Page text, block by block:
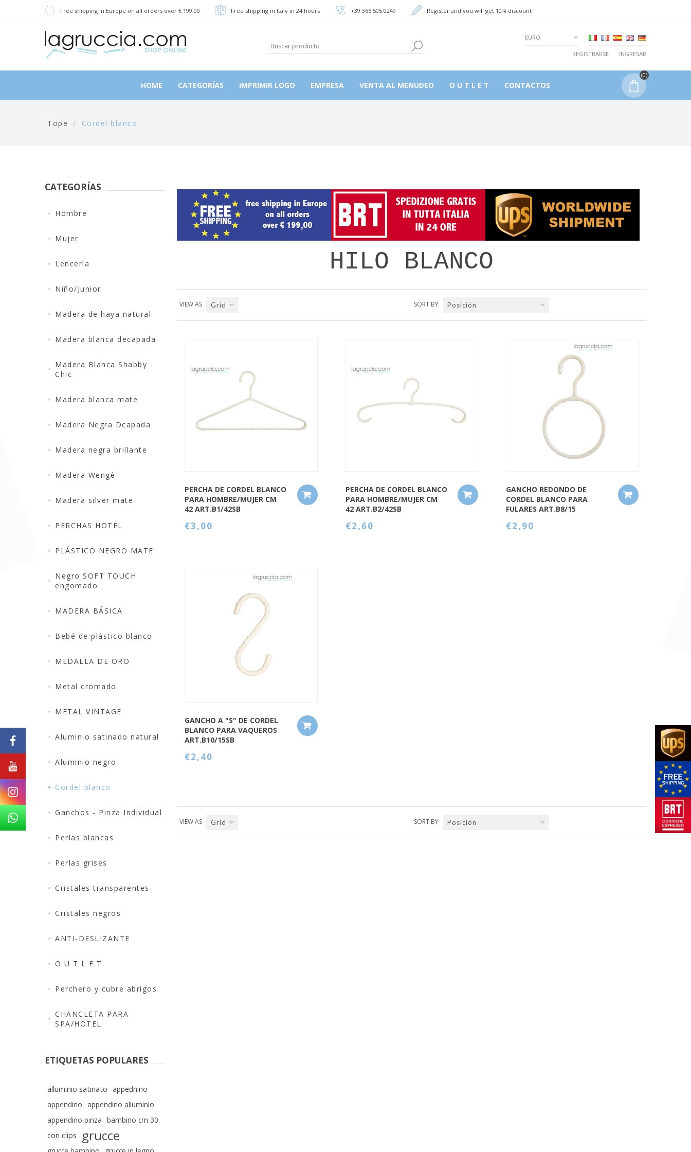
Free shipping in Europe on all orders over € 199,00 Free shipping in Italy in 24 hours +39 366 505 0249 Register and you will get 10% discount
EURO
REGISTRARSE INGRESAR
HOME CATEGORÍAS IMPRIMIR LOGO EMPRESA VENTA AL MENUDEO O U T L E T CONTACTOS
(0)
Tope / Cordel blanco
HILO BLANCO
VIEW AS Grid SORT BY Posición
PERCHA DE CORDEL BLANCO
PARA HOMBRE/MUJER CM
42 ART.B1/42SB
€3,00
PERCHA DE CORDEL BLANCO
PARA HOMBRE/MUJER CM
42 ART.B2/42SB
€2,60
GANCHO REDONDO DE
CORDEL BLANCO PARA
FULARES ART.B8/15
€2,90
GANCHO A "S" DE CORDEL
BLANCO PARA VAQUEROS
ART.B10/15SB
€2,40
VIEW AS Grid SORT BY Posición
CATEGORÍAS
Hombre
Mujer
Lencería
Niño/Junior
Madera de haya natural
Madera blanca decapada
Madera Blanca Shabby
Chic
Madera blanca mate
Madera Negra Dcapada
Madera negra brillante
Madera Wengè
Madera silver mate
PERCHAS HOTEL
PLÁSTICO NEGRO MATE
Negro SOFT TOUCH
engomado
MADERA BÁSICA
Bebé de plástico blanco
MEDALLA DE ORO
Metal cromado
METAL VINTAGE
Aluminio satinado natural
Aluminio negro
Cordel blanco
Ganchos - Pinza Individual
Perlas blancas
Perlas grises
Cristales transparentes
Cristales negros
ANTI-DESLIZANTE
O U T L E T
Perchero y cubre abrigos
CHANCLETA PARA
SPA/HOTEL
ETIQUETAS POPULARES
alluminio satinato
appednino
appendino
appendino alluminio
appendino pinza bambino cm 30
con clips
grucce